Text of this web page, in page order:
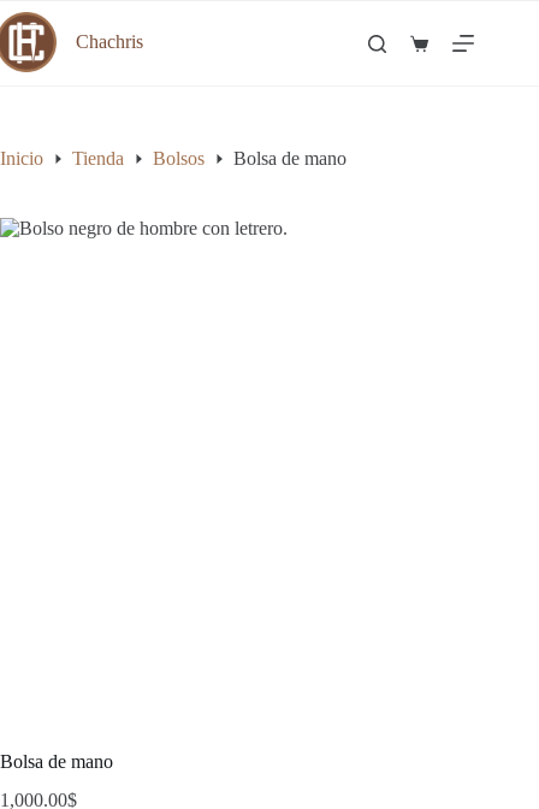
Saltar
al
contenido
Chachris
Carro
Inicio Tienda Bolsos Bolsa de mano
Bolsa de mano
1,000.00$